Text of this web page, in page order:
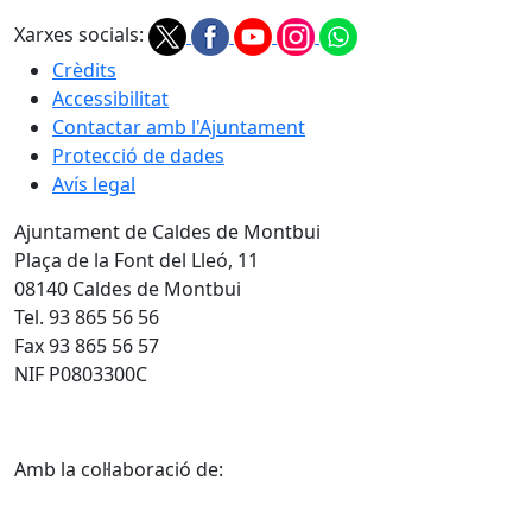
Xarxes socials:
Crèdits
Accessibilitat
Contactar amb l'Ajuntament
Protecció de dades
Avís legal
Ajuntament de Caldes de Montbui
Plaça de la Font del Lleó, 11
08140 Caldes de Montbui
Tel. 93 865 56 56
Fax 93 865 56 57
NIF P0803300C
Amb la col·laboració de: